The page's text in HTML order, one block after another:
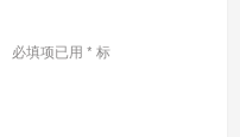
必填项已用 * 标